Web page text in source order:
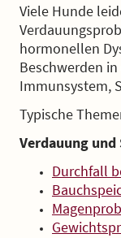
Viele Hunde
hormonellen
Beschwerden
Immunsystem,
Typische
Verdauung
Durchfall